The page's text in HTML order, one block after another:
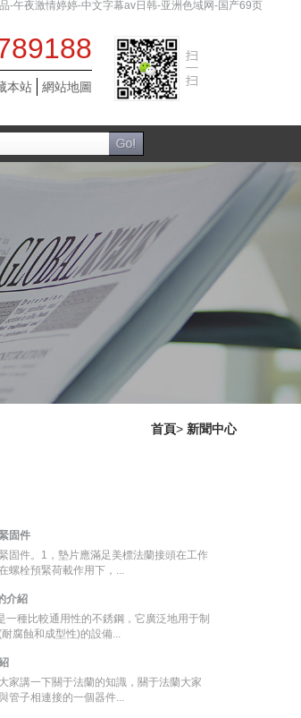
-午夜激情婷婷-中文字幕av日韩-亚洲色域网-国产69页
本站 網站地圖
首頁> 新聞中心
固件
固件。1，墊片應滿足美標法蘭接頭在工作
螺栓預緊荷載作用下，...
介紹
一種比較通用性的不銹鋼，它廣泛地用于制
腐蝕和成型性)的設備...
家講一下關于法蘭的知識，關于法蘭大家
管子相連接的一個器件...